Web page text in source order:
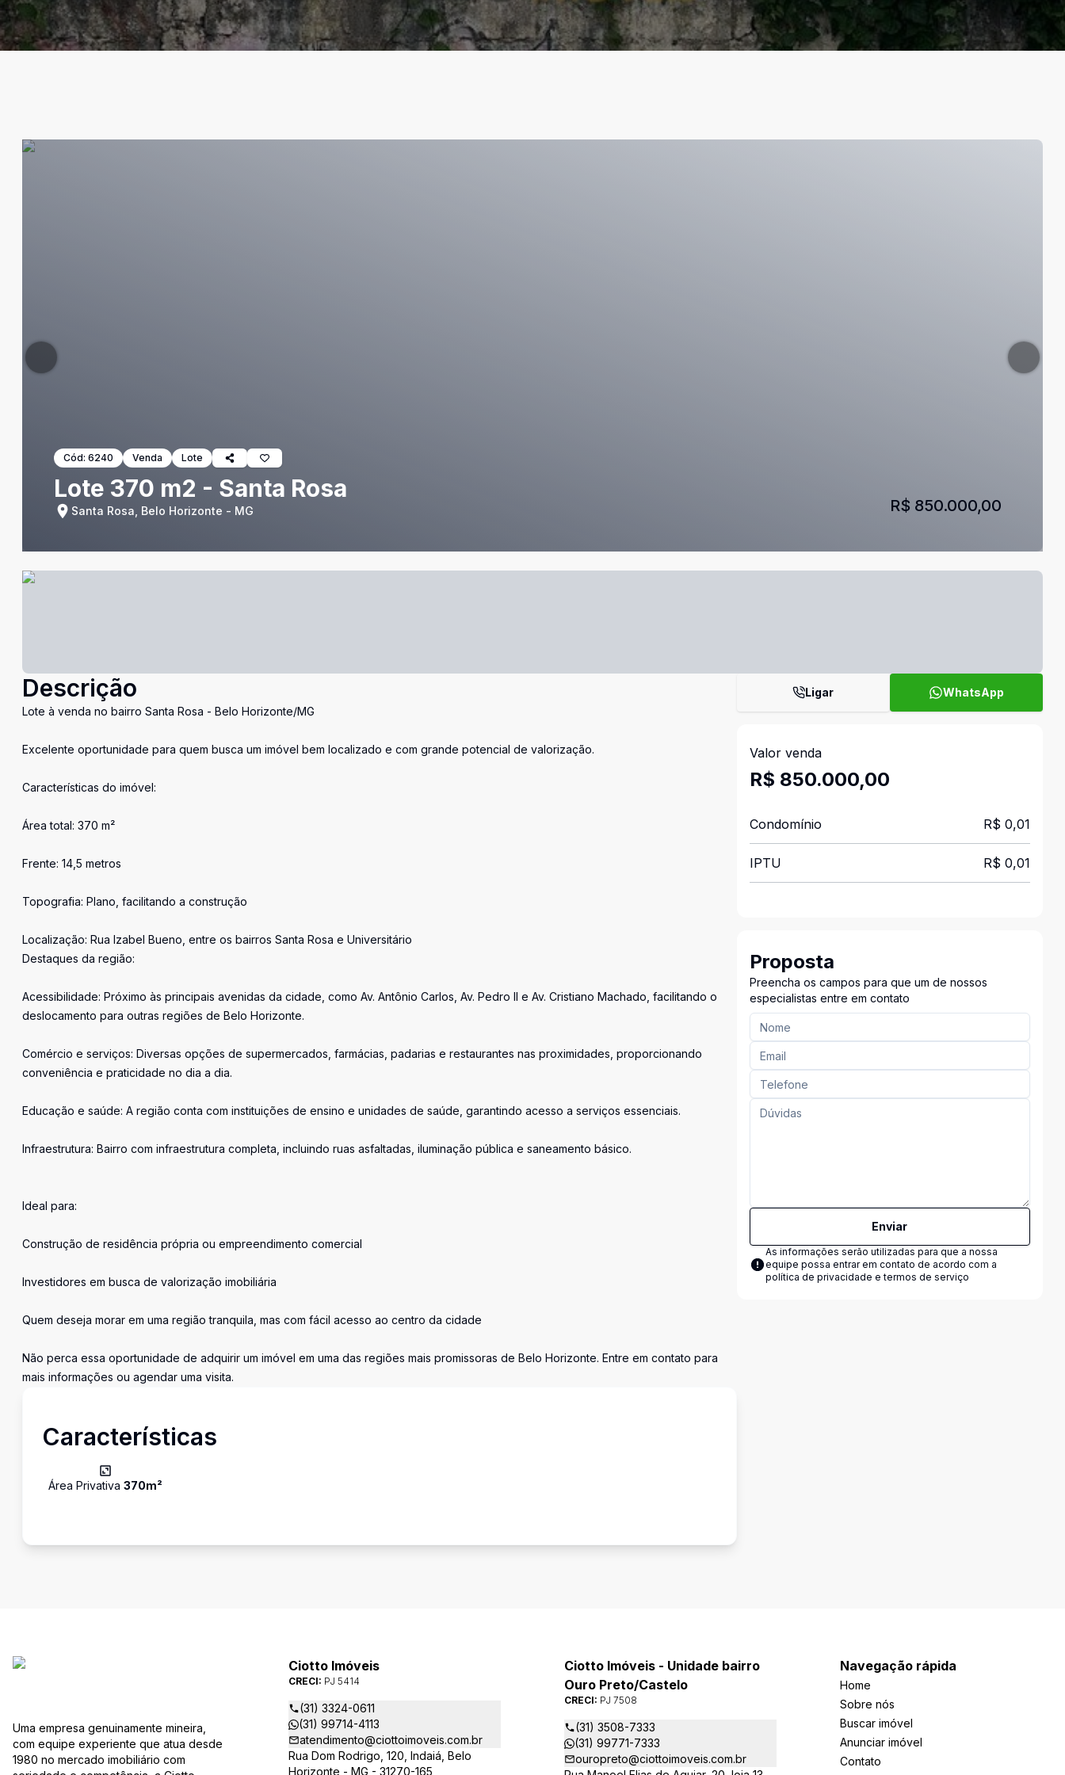
Cód: 6240 Venda Lote
Lote 370 m2 - Santa Rosa
Santa Rosa, Belo Horizonte - MG R$ 850.000,00
Descrição
Lote à venda no bairro Santa Rosa - Belo Horizonte/MG
Excelente oportunidade para quem busca um imóvel bem localizado e com grande potencial de valorização.
Características do imóvel:
Área total: 370 m²
Frente: 14,5 metros
Topografia: Plano, facilitando a construção
Localização: Rua Izabel Bueno, entre os bairros Santa Rosa e Universitário
Destaques da região:
Acessibilidade: Próximo às principais avenidas da cidade, como Av. Antônio Carlos, Av. Pedro II e Av. Cristiano Machado, facilitando o
deslocamento para outras regiões de Belo Horizonte.
Comércio e serviços: Diversas opções de supermercados, farmácias, padarias e restaurantes nas proximidades, proporcionando
conveniência e praticidade no dia a dia.
Educação e saúde: A região conta com instituições de ensino e unidades de saúde, garantindo acesso a serviços essenciais.
Infraestrutura: Bairro com infraestrutura completa, incluindo ruas asfaltadas, iluminação pública e saneamento básico.
Ideal para:
Construção de residência própria ou empreendimento comercial
Investidores em busca de valorização imobiliária
Quem deseja morar em uma região tranquila, mas com fácil acesso ao centro da cidade
Não perca essa oportunidade de adquirir um imóvel em uma das regiões mais promissoras de Belo Horizonte. Entre em contato para
mais informações ou agendar uma visita.
Características
Área Privativa 370m²
Ligar WhatsApp
Valor venda
R$ 850.000,00
Condomínio R$ 0,01
IPTU R$ 0,01
Proposta
Preencha os campos para que um de nossos
especialistas entre em contato
Enviar
As informações serão utilizadas para que a nossa
equipe possa entrar em contato de acordo com a
política de privacidade e termos de serviço
Uma empresa genuinamente mineira,
com equipe experiente que atua desde
1980 no mercado imobiliário com
Ciotto Imóveis
CRECI: PJ 5414
(31) 3324-0611
(31) 99714-4113
atendimento@ciottoimoveis.com.br
Rua Dom Rodrigo, 120, Indaiá, Belo
Horizonte - MG - 31270-165
Ciotto Imóveis - Unidade bairro
Ouro Preto/Castelo
CRECI: PJ 7508
(31) 3508-7333
(31) 99771-7333
ouropreto@ciottoimoveis.com.br
Navegação rápida
Home
Sobre nós
Buscar imóvel
Anunciar imóvel
Contato